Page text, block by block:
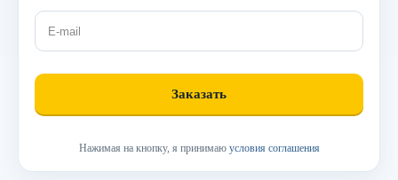
Нажимая на кнопку, я принимаю условия соглашения